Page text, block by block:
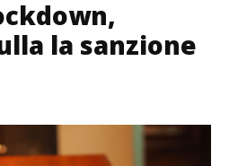
la sanzione